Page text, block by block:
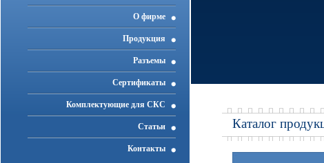
О фирме
Продукция
Разъемы
Cертификаты
Комплектующие для СКС
Статьи
Контакты
Каталог